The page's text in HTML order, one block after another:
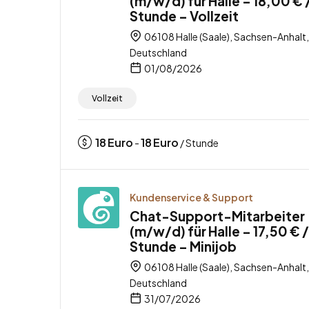
Stunde – Vollzeit
06108 Halle (Saale), Sachsen-Anhalt,
Deutschland
01/08/2026
Vollzeit
18Euro -18Euro / Stunde
Kundenservice & Support
Chat-Support-Mitarbeiter
(m/w/d) für Halle – 17,50 € /
Stunde – Minijob
06108 Halle (Saale), Sachsen-Anhalt,
Deutschland
31/07/2026